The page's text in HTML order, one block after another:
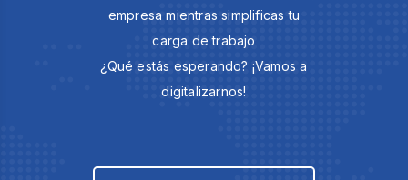
empresa mientras simplificas tu
carga de trabajo
¿Qué estás esperando? ¡Vamos a
digitalizarnos!